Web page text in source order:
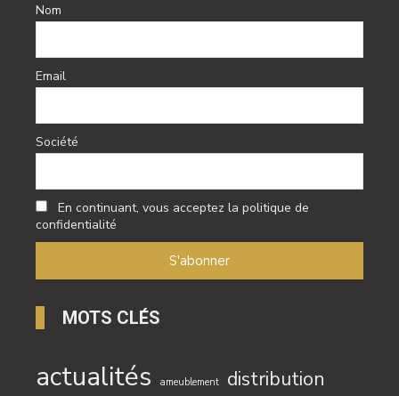
Nom
Email
Société
En continuant, vous acceptez la politique de
confidentialité
MOTS CLÉS
actualités ameublement distribution